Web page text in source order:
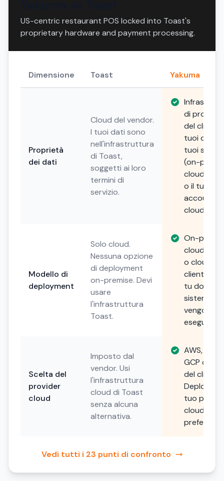
US-centric restaurant POS locked into Toast's
proprietary hardware and payment processing.
Dimensione Toast Yakuma
Proprietà
dei dati
Cloud del vendor.
I tuoi dati sono
nell'infrastruttura
di Toast,
soggetti ai loro
termini di
servizio.
di
del cliente.
tuoi dati, i
tuoi server
(on-
cloud
o il tuo
account
cloud).
Modello di
deployment
Solo cloud.
Nessuna opzione
di deployment
on-premise. Devi
usare
l'infrastruttura
Toast.
On-
cloud
o cloud del
cliente.
tu dove i
sistemi
vengono
eseguiti.
Scelta del
provider
cloud
Imposto dal
vendor. Usi
l'infrastruttura
cloud di Toast
senza alcuna
alternativa.
AWS,
GCP o
del cliente.
Deploya
tuo
cloud
preferito.
Vedi tutti i 23 punti di confronto